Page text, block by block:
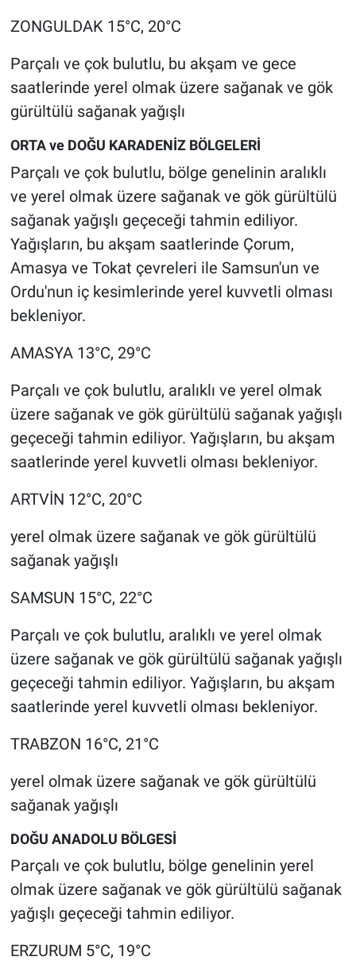
ZONGULDAK 15°C, 20°C
Parçalı ve çok bulutlu, bu akşam ve gece
saatlerinde yerel olmak üzere sağanak ve gök
gürültülü sağanak yağışlı
ORTA ve DOĞU KARADENİZ BÖLGELERİ
Parçalı ve çok bulutlu, bölge genelinin aralıklı
ve yerel olmak üzere sağanak ve gök gürültülü
sağanak yağışlı geçeceği tahmin ediliyor.
Yağışların, bu akşam saatlerinde Çorum,
Amasya ve Tokat çevreleri ile Samsun'un ve
Ordu'nun iç kesimlerinde yerel kuvvetli olması
bekleniyor.
AMASYA 13°C, 29°C
Parçalı ve çok bulutlu, aralıklı ve yerel olmak
üzere sağanak ve gök gürültülü sağanak yağışlı
geçeceği tahmin ediliyor. Yağışların, bu akşam
saatlerinde yerel kuvvetli olması bekleniyor.
ARTVİN 12°C, 20°C
yerel olmak üzere sağanak ve gök gürültülü
sağanak yağışlı
SAMSUN 15°C, 22°C
Parçalı ve çok bulutlu, aralıklı ve yerel olmak
üzere sağanak ve gök gürültülü sağanak yağışlı
geçeceği tahmin ediliyor. Yağışların, bu akşam
saatlerinde yerel kuvvetli olması bekleniyor.
TRABZON 16°C, 21°C
yerel olmak üzere sağanak ve gök gürültülü
sağanak yağışlı
DOĞU ANADOLU BÖLGESİ
Parçalı ve çok bulutlu, bölge genelinin yerel
olmak üzere sağanak ve gök gürültülü sağanak
yağışlı geçeceği tahmin ediliyor.
ERZURUM 5°C, 19°C